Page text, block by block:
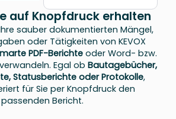
auf Knopfdruck erhalten
sauber dokumentierten Mängel,
oder Tätigkeiten von KEVOX
PDF-Berichteoder Word- bzw.
Egal ob Bautagebücher,
Statusberichte oder Protokolle,
für Sie per Knopfdruck den
passenden Bericht.